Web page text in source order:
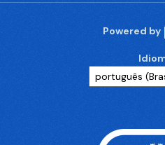
Powered by